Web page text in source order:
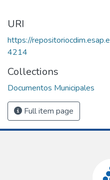
URI
https://
4214
Collections
Documentos Municipales
Full item page